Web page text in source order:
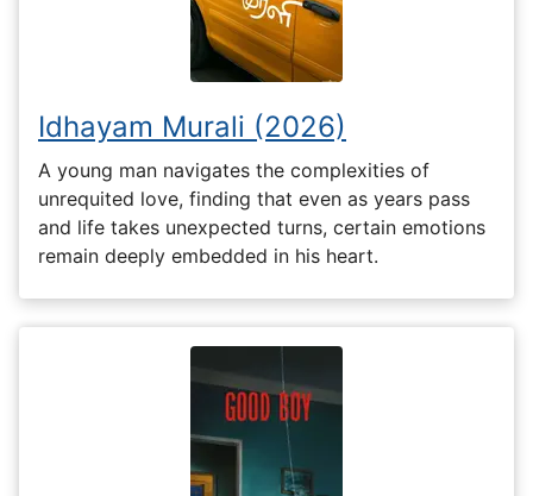
Idhayam Murali (2026)
A young man navigates the complexities of
unrequited love, finding that even as years pass
and life takes unexpected turns, certain emotions
remain deeply embedded in his heart.